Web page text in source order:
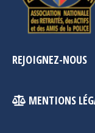
REJOIGNEZ-NOUS
MENTIONS